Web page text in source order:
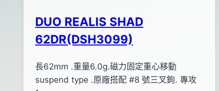
DUO REALIS SHAD
62DR(DSH3099)
Bybc
pro-
2015
年
長62mm .重量6.0g.磁力固定重心移動
suspend type .原廠搭配 #8 號三叉鉤. 專攻